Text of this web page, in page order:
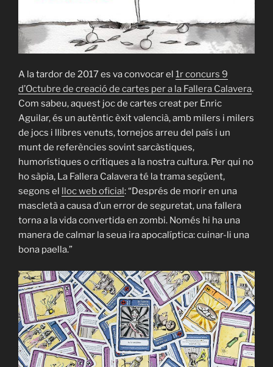
A la tardor de 2017 es va convocar el 1r concurs 9
d’Octubre de creació de cartes per a la Fallera Calavera.
Com sabeu, aquest joc de cartes creat per Enric
Aguilar, és un autèntic èxit valencià, amb milers i milers
de jocs i llibres venuts, tornejos arreu del país i un
munt de referències sovint sarcàstiques,
humorístiques o crítiques a la nostra cultura. Per qui no
ho sàpia, La Fallera Calavera té la trama següent,
segons el lloc web oficial: “Després de morir en una
mascletà a causa d’un error de seguretat, una fallera
torna a la vida convertida en zombi. Només hi ha una
manera de calmar la seua ira apocalíptica: cuinar-li una
bona paella.”